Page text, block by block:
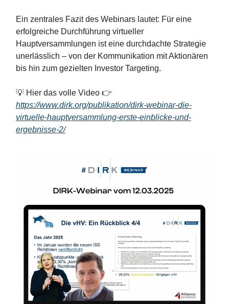
Ein zentrales Fazit des Webinars lautet: Für eine
erfolgreiche Durchführung virtueller
Hauptversammlungen ist eine durchdachte Strategie
unerlässlich – von der Kommunikation mit Aktionären
bis hin zum gezielten Investor Targeting.
💡 Hier das volle Video 👉
https://www.dirk.org/publikation/dirk-webinar-die-
virtuelle-hauptversammlung-erste-einblicke-und-
ergebnisse-2/